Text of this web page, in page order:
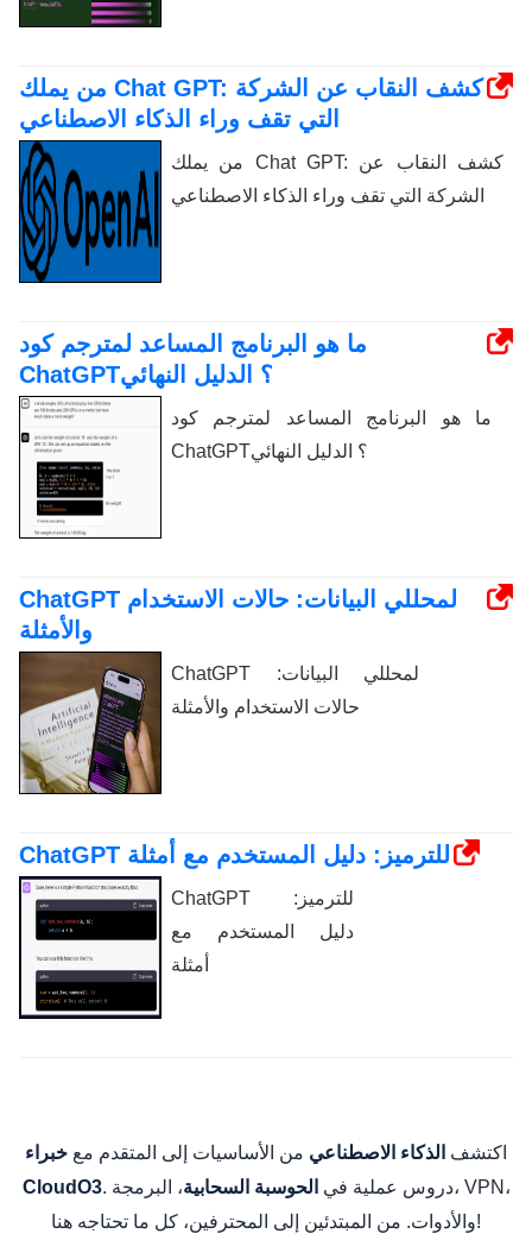
من يملك Chat GPT: كشف النقاب عن الشركة
التي تقف وراء الذكاء الاصطناعي
من يملك Chat GPT: كشف النقاب عن
الشركة التي تقف وراء الذكاء الاصطناعي
ما هو البرنامج المساعد لمترجم كود
ChatGPT؟ الدليل النهائي
ما هو البرنامج المساعد لمترجم كود
ChatGPT؟ الدليل النهائي
ChatGPT لمحللي البيانات: حالات الاستخدام
والأمثلة
ChatGPT لمحللي البيانات:
حالات الاستخدام والأمثلة
ChatGPT للترميز: دليل المستخدم مع أمثلة
ChatGPT للترميز:
دليل المستخدم مع
أمثلة
اكتشف الذكاء الاصطناعي من الأساسيات إلى المتقدم مع خبراء
CloudO3
. دروس عملية في الحوسبة السحابية، البرمجة، VPN،
والأدوات. من المبتدئين إلى المحترفين، كل ما تحتاجه هنا!